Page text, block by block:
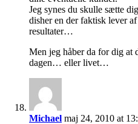
Jeg synes du skulle sætte
disher en der faktisk lever
resultater…
Men jeg håber da for dig at
dagen… eller livet…
Michael maj 24, 2010 at